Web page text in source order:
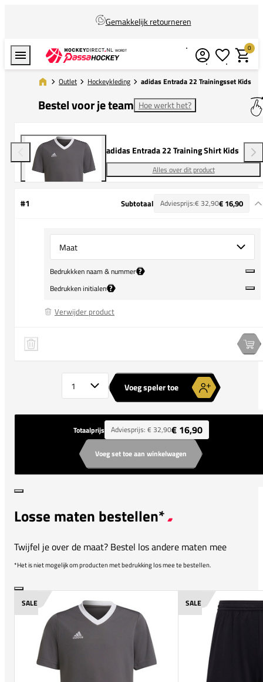
Gemakkelijk retourneren
0
Outlet Hockeykleding adidas Entrada 22 Trainingsset Kids
Bestel voor je team Hoe werkt het?
adidas Entrada 22 Training Shirt Kids
Alles over dit product
#1 Subtotaal Adviesprijs:€ 32,90€ 16,90
Bedrukkken naam & nummer ?
Bedrukken initialen ?
Verwijder product
Speler 1 verwijderen
Aantal spelers
Voeg speler toe
Totaalprijs Adviesprijs: € 32,90€ 16,90
Voeg set toe aan winkelwagen
Losse maten bestellen*
Twijfel je over de maat? Bestel los andere maten mee
*Het is niet mogelijk om producten met bedrukking los mee te bestellen.
SALE SALE